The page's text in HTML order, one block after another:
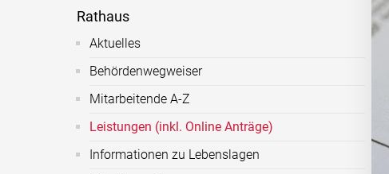
Rathaus
Aktuelles
Behördenwegweiser
Mitarbeitende A-Z
Leistungen (inkl. Online Anträge)
Informationen zu Lebenslagen